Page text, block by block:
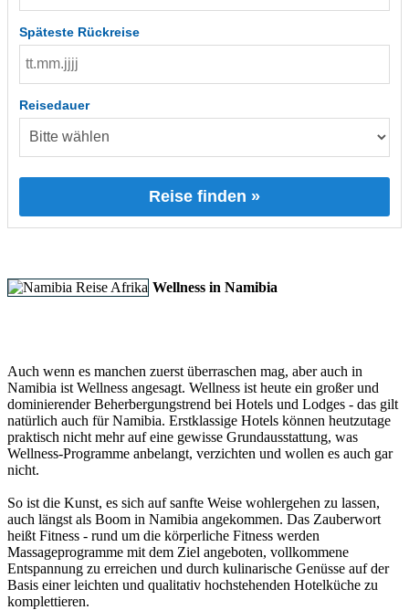
Späteste Rückreise
Reisedauer
Reise finden »
Wellness in Namibia
Auch wenn es manchen zuerst überraschen mag, aber auch in
Namibia ist Wellness angesagt. Wellness ist heute ein großer und
dominierender Beherbergungstrend bei Hotels und Lodges - das gilt
natürlich auch für Namibia. Erstklassige Hotels können heutzutage
praktisch nicht mehr auf eine gewisse Grundausstattung, was
Wellness-Programme anbelangt, verzichten und wollen es auch gar
nicht.
So ist die Kunst, es sich auf sanfte Weise wohlergehen zu lassen,
auch längst als Boom in Namibia angekommen. Das Zauberwort
heißt Fitness - rund um die körperliche Fitness werden
Massageprogramme mit dem Ziel angeboten, vollkommene
Entspannung zu erreichen und durch kulinarische Genüsse auf der
Basis einer leichten und qualitativ hochstehenden Hotelküche zu
komplettieren.